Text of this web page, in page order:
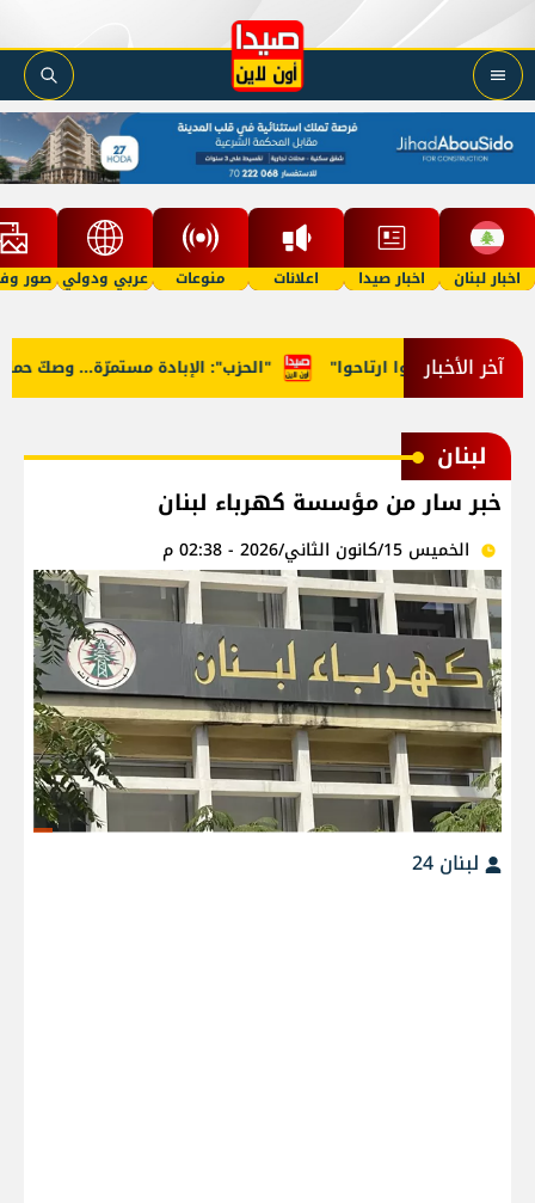
اخبار لبنان اخبار صيدا اعلانات منوعات عربي ودولي صور
آخر الأخبار "الحزب": الإبادة مستمرّة... وصكّ "روحوا ارتاحوا"
لبنان
خبر سار من مؤسسة كهرباء لبنان
الخميس 15/كانون الثاني/2026 - 02:38 م
لبنان 24